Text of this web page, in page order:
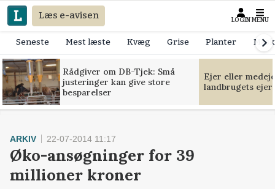
Læs e-avisen LOGIN MENU
Seneste Mest læste Kvæg Grise Planter
Rådgiver om DB-Tjek: Små
justeringer kan give store
besparelser
Ejer eller
landbrugets
ARKIV 22-07-2014 11:17
Øko-ansøgninger for 39
millioner kroner